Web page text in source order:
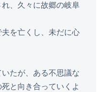
、久々に故郷の岐阜
を亡くし、未だに心
たが、ある不思議な
と向き合っていくよ